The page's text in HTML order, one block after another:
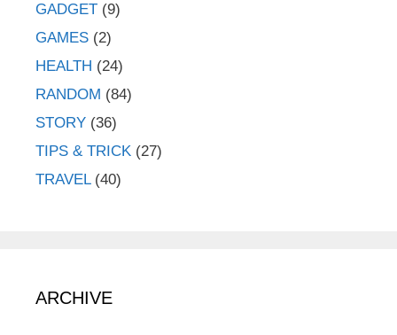
GADGET (9)
GAMES (2)
HEALTH (24)
RANDOM (84)
STORY (36)
TIPS & TRICK (27)
TRAVEL(40)
ARCHIVE